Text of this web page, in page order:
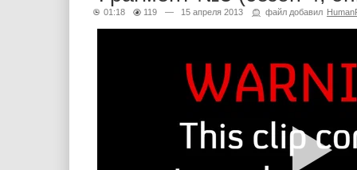
01:18 119 — 15 апреля 2013 файл добавил